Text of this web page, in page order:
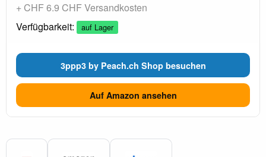
+ CHF 6.9 CHF Versandkosten
Verfügbarkeit:
auf Lager
3ppp3 by Peach.ch Shop besuchen
Auf Amazon ansehen